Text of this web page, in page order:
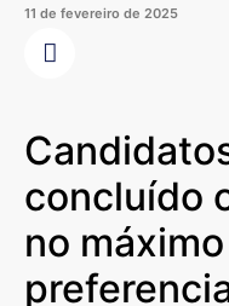
11 de fevereiro de 2025
concluído
no